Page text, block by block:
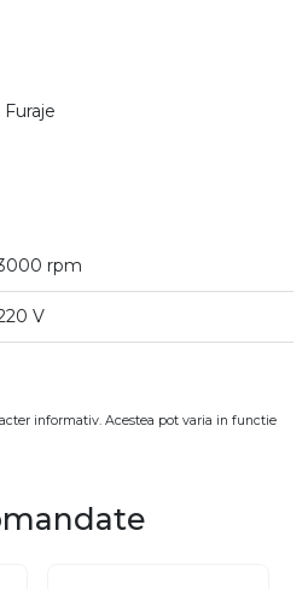
rpm
V
informativ. Acestea pot varia in functie